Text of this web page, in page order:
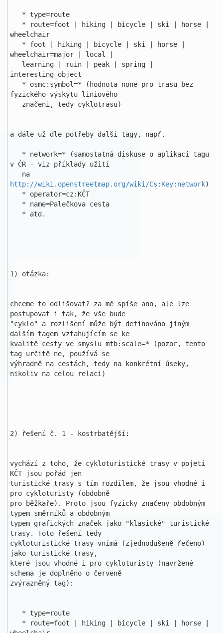
wheelchair
wheelchair=major | local |
interesting_object
fyzického výskytu liniového
a dále už dle potřeby další tagy, např.
v ČR - viz příklady užití
http://wiki.openstreetmap.org/wiki/Cs:Key:network)
1) otázka:
chceme to odlišovat? za mě spíše ano, ale lze
postupovat i tak, že vše bude
"cyklo" a rozlišení může být definováno jiným
dalším tagem vztahujícím se ke
kvalitě cesty ve smyslu mtb:scale=* (pozor, tento
tag určitě ne, používá se
výhradně na cestách, tedy na konkrétní úseky,
nikoliv na celou relaci)
2) řešení č. 1 - kostrbatější:
vychází z toho, že cykloturistické trasy v pojetí
KČT jsou pořád jen
turistické trasy s tím rozdílem, že jsou vhodné i
pro cykloturisty (obdobně
pro běžkaře). Proto jsou fyzicky značeny obdobným
typem směrníků a obdobným
typem grafických značek jako "klasické" turistické
trasy. Toto řešení tedy
cykloturistické trasy vnímá (zjednodušeně řečeno)
jako turistické trasy,
které jsou vhodné i pro cykloturisty (navržené
schema je doplněno o červeně
zvýrazněný tag):